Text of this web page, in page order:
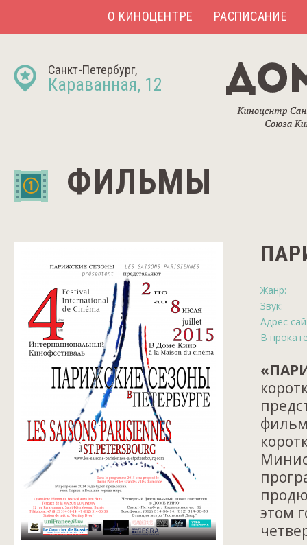
О КИНОЦЕНТРЕ РАСПИСАНИЕ
Санкт-Петербург,
Караванная, 12
ФИЛЬМЫ
Жанр:
Звук:
Адрес
В
этом